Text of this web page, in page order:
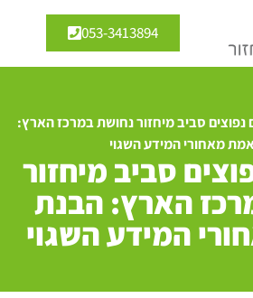
053-3413894
נפוצים סביב מיחזור נחושת במרכז הארץ:
מאחורי המידע השגוי
סביב מיחזור
הארץ: הבנת
המידע השגוי